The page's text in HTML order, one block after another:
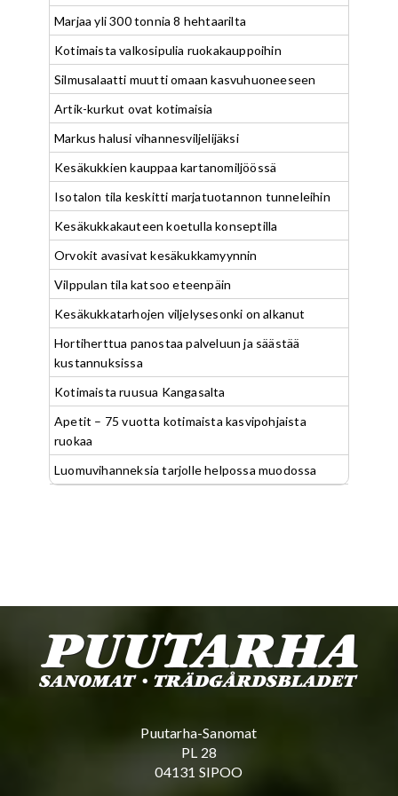
Marjaa yli 300 tonnia 8 hehtaarilta
Kotimaista valkosipulia ruokakauppoihin
Silmusalaatti muutti omaan kasvuhuoneeseen
Artik-kurkut ovat kotimaisia
Markus halusi vihannesviljelijäksi
Kesäkukkien kauppaa kartanomiljöössä
Isotalon tila keskitti marjatuotannon tunneleihin
Kesäkukkakauteen koetulla konseptilla
Orvokit avasivat kesäkukkamyynnin
Vilppulan tila katsoo eteenpäin
Kesäkukkatarhojen viljelysesonki on alkanut
Hortiherttua panostaa palveluun ja säästää
kustannuksissa
Kotimaista ruusua Kangasalta
Apetit – 75 vuotta kotimaista kasvipohjaista
ruokaa
Luomuvihanneksia tarjolle helpossa muodossa
Puutarha-Sanomat
PL 28
04131 SIPOO